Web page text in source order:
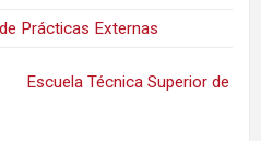
Prácticas Externas
Escuela Técnica Superior de